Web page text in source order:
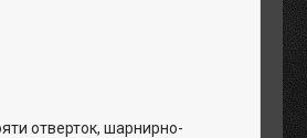
отверток, шарнирно-